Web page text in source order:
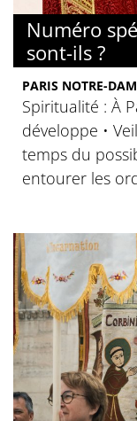
Numéro
sont-ils ?
PARIS NOTRE-
Spiritualité : À
développe •
temps du
entourer les